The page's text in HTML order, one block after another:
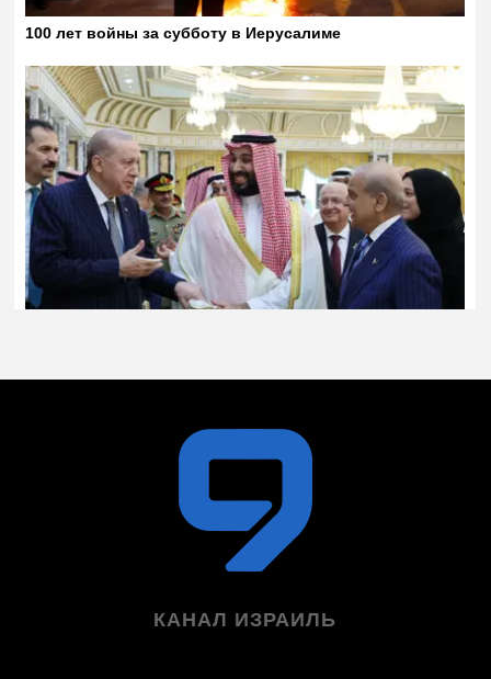
КАНАЛ ИЗРАИЛЬ